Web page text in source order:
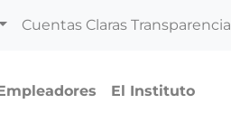
Cuentas Claras Transparencia
El Instituto